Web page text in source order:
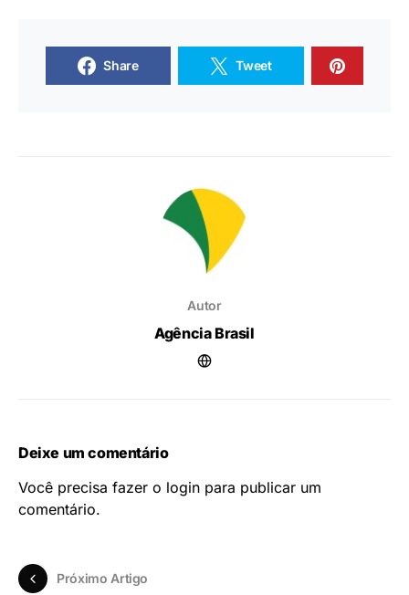
Share Tweet
Autor
Agência Brasil
Deixe um comentário
Você precisa fazer o login para publicar um
comentário.
Próximo Artigo